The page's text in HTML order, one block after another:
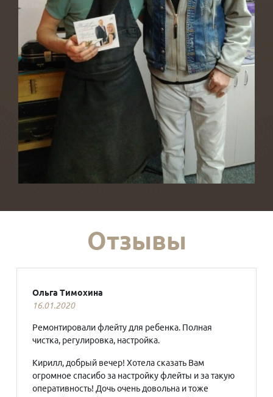
Отзывы
Ольга Тимохина
16.01.2020
Ремонтировали флейту для ребенка. Полная
чистка, регулировка, настройка.
Кирилл, добрый вечер! Хотела сказать Вам
огромное спасибо за настройку флейты и за такую
оперативность! Дочь очень довольна и тоже